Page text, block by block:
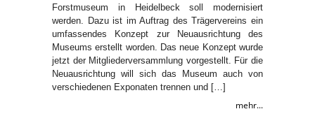
Forstmuseum in Heidelbeck soll modernisiert
werden. Dazu ist im Auftrag des Trägervereins ein
umfassendes Konzept zur Neuausrichtung des
Museums erstellt worden. Das neue Konzept wurde
jetzt der Mitgliederversammlung vorgestellt. Für die
Neuausrichtung will sich das Museum auch von
verschiedenen Exponaten trennen und […]
mehr...